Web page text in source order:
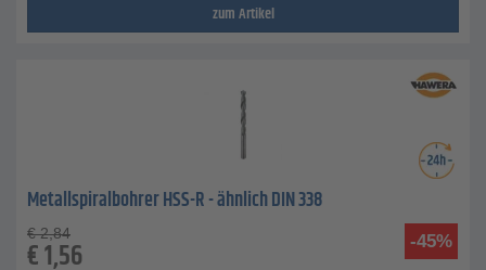
zum Artikel
Metallspiralbohrer HSS-R - ähnlich DIN 338
-45%
€ 2,84
€1,56